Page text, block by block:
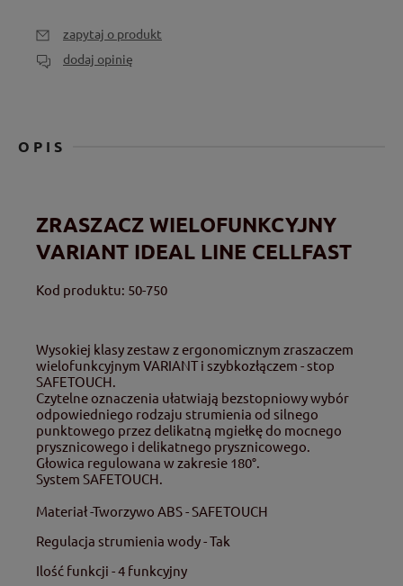
zapytaj o produkt
dodaj opinię
OPIS
ZRASZACZ WIELOFUNKCYJNY
VARIANT IDEAL LINE CELLFAST
Kod produktu: 50-750
Wysokiej klasy zestaw z ergonomicznym zraszaczem
wielofunkcyjnym VARIANT i szybkozłączem - stop
SAFETOUCH.
Czytelne oznaczenia ułatwiają bezstopniowy wybór
odpowiedniego rodzaju strumienia od silnego
punktowego przez delikatną mgiełkę do mocnego
prysznicowego i delikatnego prysznicowego.
Głowica regulowana w zakresie 180°.
System SAFETOUCH.
Materiał -Tworzywo ABS - SAFETOUCH
Regulacja strumienia wody - Tak
Ilość funkcji - 4 funkcyjny